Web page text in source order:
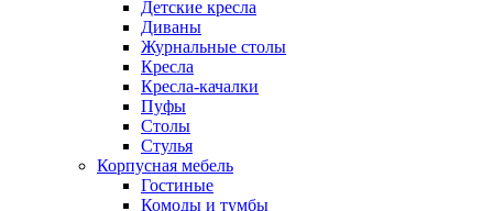
Детские кресла
Диваны
Журнальные столы
Кресла
Кресла-качалки
Пуфы
Столы
Стулья
Корпусная мебель
Гостиные
Комоды и тумбы